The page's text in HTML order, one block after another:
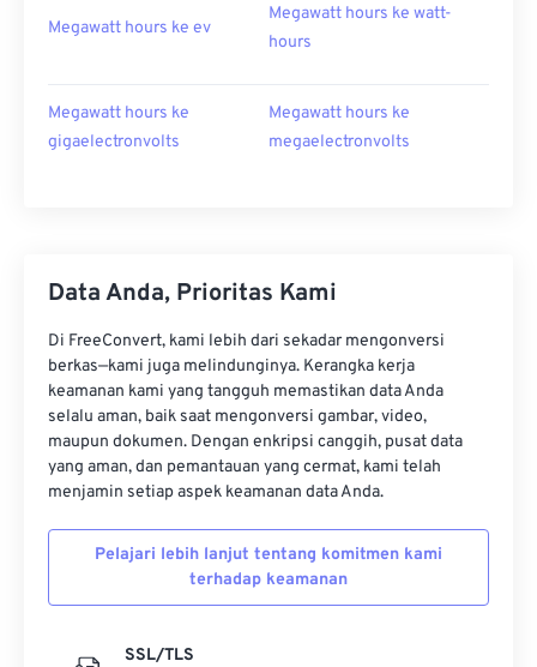
Megawatt hours ke ev
Megawatt hours ke watt-
hours
Megawatt hours ke
gigaelectronvolts
Megawatt hours ke
megaelectronvolts
Data Anda, Prioritas Kami
Di FreeConvert, kami lebih dari sekadar mengonversi
berkas—kami juga melindunginya. Kerangka kerja
keamanan kami yang tangguh memastikan data Anda
selalu aman, baik saat mengonversi gambar, video,
maupun dokumen. Dengan enkripsi canggih, pusat data
yang aman, dan pemantauan yang cermat, kami telah
menjamin setiap aspek keamanan data Anda.
Pelajari lebih lanjut tentang komitmen kami
terhadap keamanan
SSL/TLS